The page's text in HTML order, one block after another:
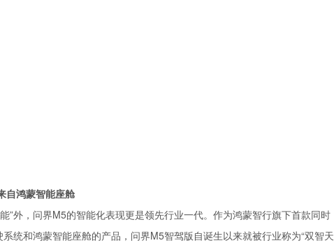
自鸿蒙智能座舱
”外，问界M5的智能化表现更是领先行业一代。作为鸿蒙智行旗下首款同时
统和鸿蒙智能座舱的产品，问界M5智驾版自诞生以来就被行业称为“双智天